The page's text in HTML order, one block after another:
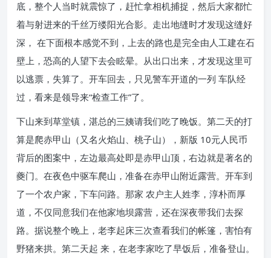
底，整个人当时就震惊了，赶忙拿相机捕捉，然后大家都忙
着与射进来的千丝万缕阳光合影。走出地缝时才发现这缝好
深， 在下面根本感觉不到，上去的路也是完全由人工建在石
壁上，恐高的人望下去会眩晕。从出口出来，才发现这里可
以逃票，失算了。开车回去，只见警车开道的一列 车队经
过，看来是领导来“检查工作”了。
下山来到草堂镇，湛总的三姨请我们吃了晚饭。第二天的打
算是爬赤甲山（又名火焰山、桃子山），新版 10元人民币
背后的图案中，左边最高处即是赤甲山顶，右边就是著名的
夔门。在夜色中驱车爬山，准备在赤甲山附近露营。开车到
了一个农户家，下车问路。那家 农户主人姓李，淳朴而厚
道，不仅同意我们在他家地坝露营，还在深夜带我们去探
路。据说整个晚上，老李起床三次查看我们的帐篷，害怕有
野猪来拱。第二天起 来，在老李家吃了早饭后，准备登山。